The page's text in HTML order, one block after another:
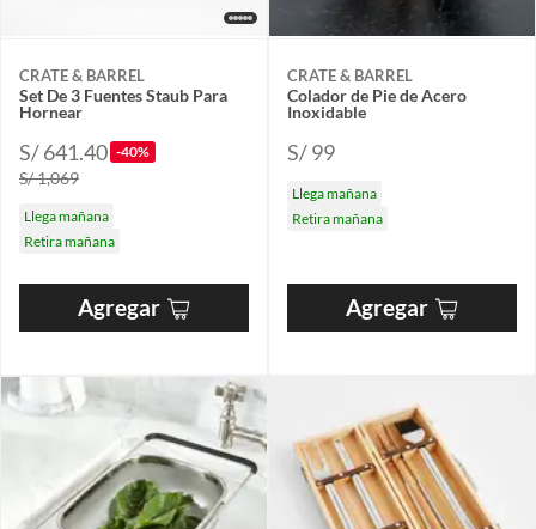
CRATE & BARREL
Set De 3 Fuentes Staub Para
Hornear
S/ 641.40 -40%
S/ 1,069
Llega mañana
Retira mañana
Agregar
CRATE & BARREL
Colador de Pie de Acero
Inoxidable
S/ 99
Llega mañana
Retira mañana
Agregar